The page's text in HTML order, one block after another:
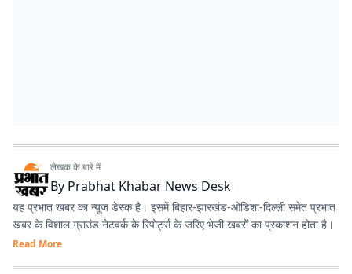
लेखक के बारे में
By Prabhat Khabar News Desk
यह प्रभात खबर का न्यूज डेस्क है। इसमें बिहार-झारखंड-ओडिशा-दिल्‍ली समेत प्रभात
खबर के विशाल ग्राउंड नेटवर्क के रिपोर्ट्स के जरिए भेजी खबरों का प्रकाशन होता है।
Read More